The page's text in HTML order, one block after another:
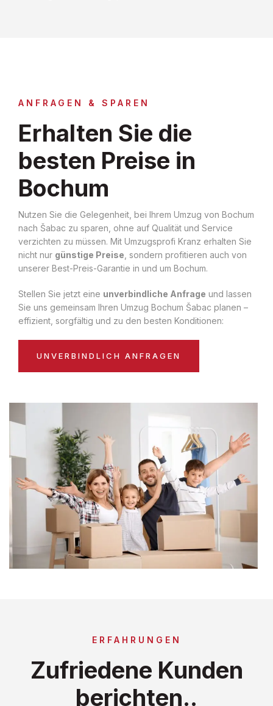
ANFRAGEN & SPAREN
Erhalten Sie die
besten Preise in
Bochum
Nutzen Sie die Gelegenheit, bei Ihrem Umzug von Bochum
nach Šabac zu sparen, ohne auf Qualität und Service
verzichten zu müssen. Mit Umzugsprofi Kranz erhalten Sie
nicht nur günstige Preise , sondern profitieren auch von
unserer Best-Preis-Garantie in und um Bochum.
Stellen Sie jetzt eine unverbindliche Anfrage und lassen
Sie uns gemeinsam Ihren Umzug Bochum Šabac planen –
effizient, sorgfältig und zu den besten Konditionen:
UNVERBINDLICH ANFRAGEN
ERFAHRUNGEN
Zufriedene Kunden
berichten..